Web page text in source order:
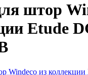
штор
Etude